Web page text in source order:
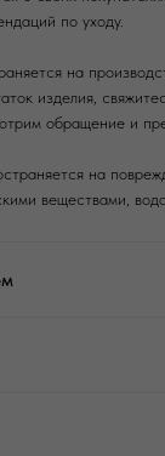
по уходу.
на
изделия,
обращение и
на
веществами,